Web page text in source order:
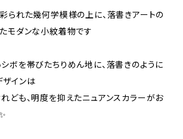
られた幾何学模様の上に、落書きアートの
モダンな小紋着物です
ボを帯びたちりめん地に、落書きのように
インは
ども、明度を抑えたニュアンスカラーがお